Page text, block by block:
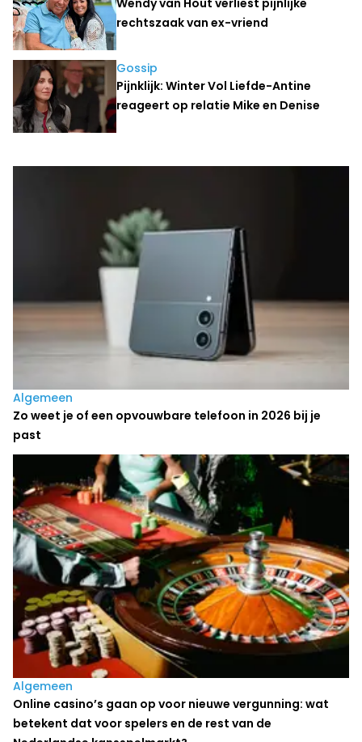
rechtszaak van ex-vriend
Gossip
Pijnklijk: Winter Vol Liefde-Antine
reageert op relatie Mike en Denise
Laatste nieuws
Algemeen
Zo weet je of een opvouwbare telefoon in 2026 bij je
past
Algemeen
Online casino’s gaan op voor nieuwe vergunning: wat
betekent dat voor spelers en de rest van de